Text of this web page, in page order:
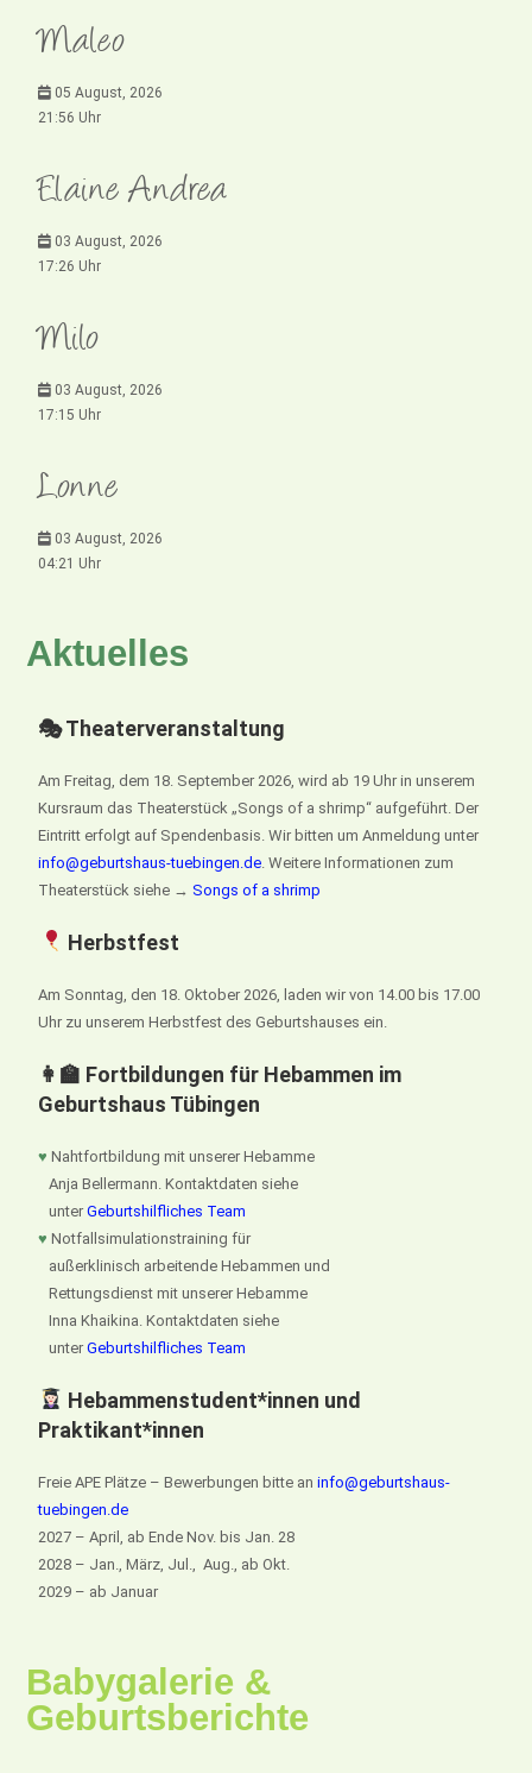
Maleo
05 August, 2026
21:56 Uhr
Elaine Andrea
03 August, 2026
17:26 Uhr
Milo
03 August, 2026
17:15 Uhr
Lonne
03 August, 2026
04:21 Uhr
Aktuelles
🎭 Theaterveranstaltung
Am Freitag, dem 18. September 2026, wird ab 19 Uhr in unserem
Kursraum das Theaterstück „Songs of a shrimp“ aufgeführt. Der
Eintritt erfolgt auf Spendenbasis. Wir bitten um Anmeldung unter
info@geburtshaus-tuebingen.de . Weitere Informationen zum
Theaterstück siehe →Songs of a shrimp
Herbstfest
Am Sonntag, den 18. Oktober 2026, laden wir von 14.00 bis 17.00
Uhr zu unserem Herbstfest des Geburtshauses ein.
👩‍🏫 Fortbildungen für Hebammen im
Geburtshaus Tübingen
♥ Nahtfortbildung mit unserer Hebamme
Anja Bellermann. Kontaktdaten siehe
unterGeburtshilfliches Team
♥ Notfallsimulationstraining für
außerklinisch arbeitende Hebammen und
Rettungsdienst mit unserer Hebamme
Inna Khaikina. Kontaktdaten siehe
unterGeburtshilfliches Team
Hebammenstudent*innen und
Praktikant*innen
Freie APE Plätze – Bewerbungen bitte aninfo@geburtshaus-
tuebingen.de
2027 – April, ab Ende Nov. bis Jan. 28
2028 – Jan., März, Jul., Aug., ab Okt.
2029 – ab Januar
Babygalerie &
Geburtsberichte